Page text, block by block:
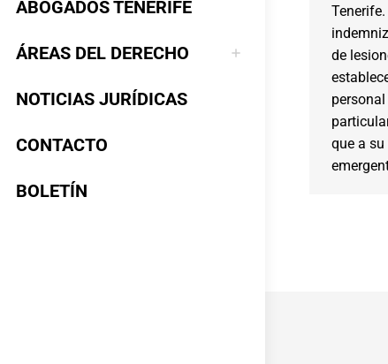
ABOGADOS TENERIFE
ÁREAS DEL DERECHO
NOTICIAS JURÍDICAS
CONTACTO
BOLETÍN
de
que a